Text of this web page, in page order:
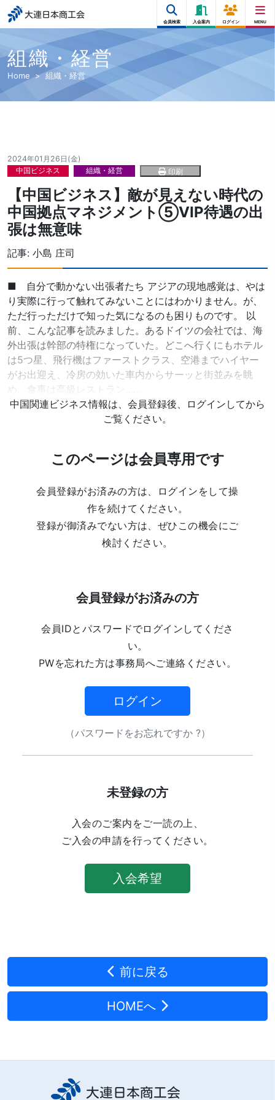
大連日本商工会
会員検索 入会案内 ログイン MENU
組織・経営
Home 組織・経営
2024年01月26日(金)
中国ビジネス
組織・経営 印刷
【中国ビジネス】敵が見えない時代の
中国拠点マネジメント⑤VIP待遇の出
張は無意味
記事: 小島 庄司
■ 自分で動かない出張者たち アジアの現地感覚は、やは
り実際に行って触れてみないことにはわかりません。が、
ただ行っただけで知った気になるのも困りものです。 以
前、こんな記事を読みました。あるドイツの会社では、海
外出張は幹部の特権になっていた。どこへ行くにもホテル
は5つ星、飛行機はファーストクラス、空港までハイヤー
がお出迎え、冷房の効いた車内からサーッと街並みを眺
め、食事は高級レストラン……
中国関連ビジネス情報は、会員登録後、ログインしてから
ご覧ください。
このページは会員専用です
会員登録がお済みの方は、ログインをして操
作を続けてください。
登録が御済みでない方は、ぜひこの機会にご
検討ください。
会員登録がお済みの方
会員IDとパスワードでログインしてくださ
い。
PWを忘れた方は事務局へご連絡ください。
ログイン
（パスワードをお忘れですか ?）
未登録の方
入会のご案内をご一読の上、
ご入会の申請を行ってください。
入会希望
前に戻る
HOMEへ
大連日本商工会